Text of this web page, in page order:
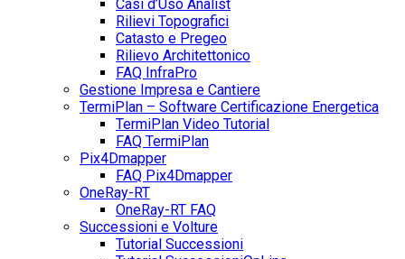
Casi d’Uso Analist
Rilievi Topografici
Catasto e Pregeo
Rilievo Architettonico
FAQ InfraPro
Gestione Impresa e Cantiere
TermiPlan – Software Certificazione Energetica
TermiPlan Video Tutorial
FAQ TermiPlan
Pix4Dmapper
FAQ Pix4Dmapper
OneRay-RT
OneRay-RT FAQ
Successioni e Volture
Tutorial Successioni